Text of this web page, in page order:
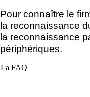
Pour connaître le
la reconnaissance
la reconnaissance
périphériques.
La FAQ